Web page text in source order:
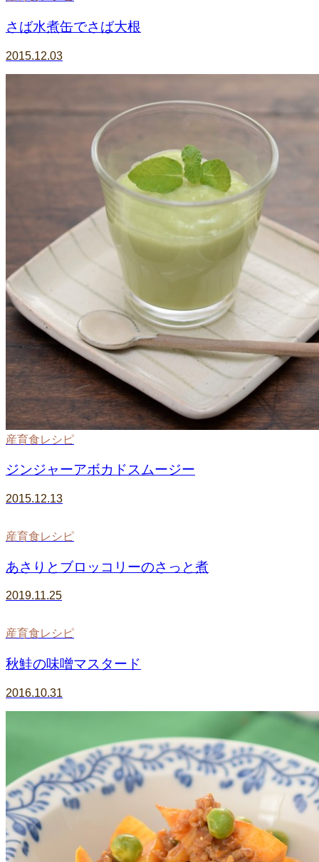
さば水煮缶でさば大根
2015.12.03
産育食レシピ
ジンジャーアボカドスムージー
2015.12.13
産育食レシピ
あさりとブロッコリーのさっと煮
2019.11.25
産育食レシピ
秋鮭の味噌マスタード
2016.10.31